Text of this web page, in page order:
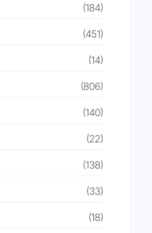
(184)
(451)
(14)
(806)
(140)
(22)
(138)
(33)
(18)